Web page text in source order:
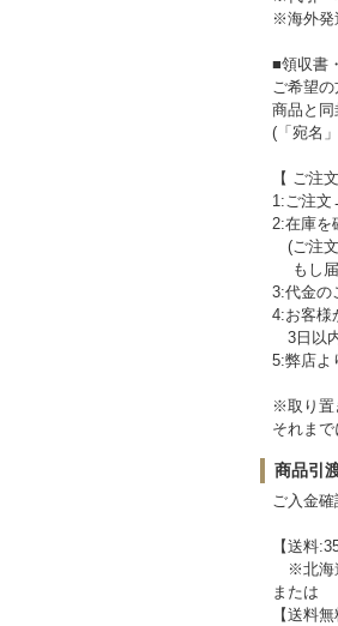
※海外発
■領収書
ご希望
商品と同
(「宛名
【 ご注
1:ご注文
2:在庫を
(ご注文
もし届
3:代金の
4:お客様
3日以
5:弊店よ
※取り置
それま
商品引
ご入金
【送料
※北海
または
【送料